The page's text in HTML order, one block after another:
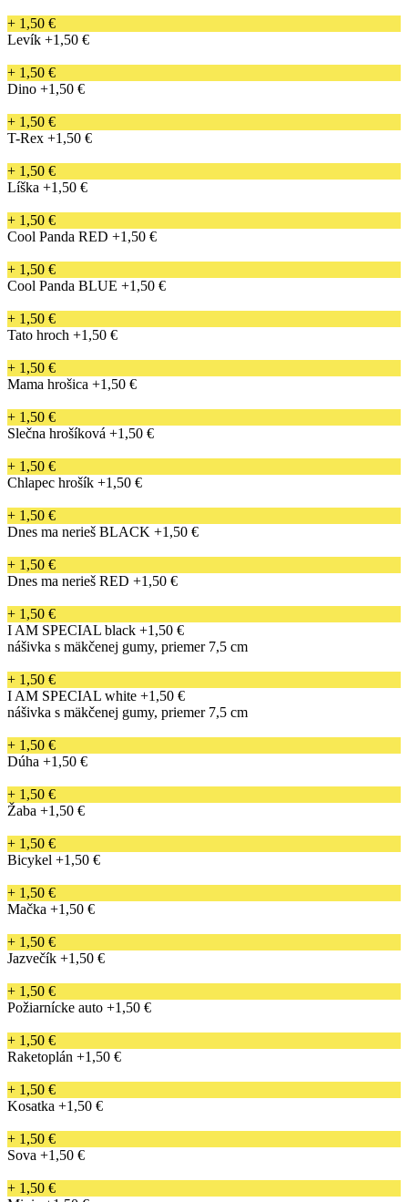
+ 1,50 €
Levík +1,50 €
+ 1,50 €
Dino +1,50 €
+ 1,50 €
T-Rex +1,50 €
+ 1,50 €
Líška +1,50 €
+ 1,50 €
Cool Panda RED +1,50 €
+ 1,50 €
Cool Panda BLUE +1,50 €
+ 1,50 €
Tato hroch +1,50 €
+ 1,50 €
Mama hrošica +1,50 €
+ 1,50 €
Slečna hrošíková +1,50 €
+ 1,50 €
Chlapec hrošík +1,50 €
+ 1,50 €
Dnes ma nerieš BLACK +1,50 €
+ 1,50 €
Dnes ma nerieš RED +1,50 €
+ 1,50 €
I AM SPECIAL black +1,50 €
nášivka s mäkčenej gumy, priemer 7,5 cm
+ 1,50 €
I AM SPECIAL white +1,50 €
nášivka s mäkčenej gumy, priemer 7,5 cm
+ 1,50 €
Dúha +1,50 €
+ 1,50 €
Žaba +1,50 €
+ 1,50 €
Bicykel +1,50 €
+ 1,50 €
Mačka +1,50 €
+ 1,50 €
Jazvečík +1,50 €
+ 1,50 €
Požiarnícke auto +1,50 €
+ 1,50 €
Raketoplán +1,50 €
+ 1,50 €
Kosatka +1,50 €
+ 1,50 €
Sova +1,50 €
+ 1,50 €